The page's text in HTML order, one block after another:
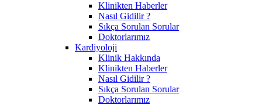
Klinikten Haberler
Nasıl Gidilir ?
Sıkça Sorulan Sorular
Doktorlarımız
Kardiyoloji
Klinik Hakkında
Klinikten Haberler
Nasıl Gidilir ?
Sıkça Sorulan Sorular
Doktorlarımız